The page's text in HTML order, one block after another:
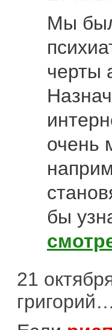
Мы
черты
очень
бы
21